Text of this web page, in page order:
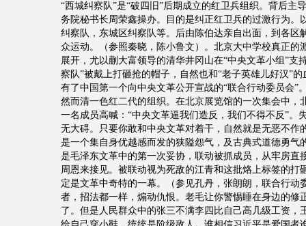
“西城纠察队”是“破四旧”后期成立的红卫兵组织。背后主
务院秘书长周荣鑫操办。目的是纠正红卫兵的过激行为。
纠察队，东城区纠察队等。后由陈伯达亲自出面，到各区
众运动。（参照秦晓，陈小鲁文）。北京大中学校真正的
展开，尤以蒯大富领导的清华井冈山在“中央文革小组”支
察队”被戴上打砸抢的帽子，自然也和“老子英雄儿好汉”
有了中国第一个向中央文革公开宣战的“联合行动委员会”
然而清一色红二代的组织。在北京展览馆的一次集会中，
一名成员高喊：“中央文革逼我们造反，我们不得不反”。
无大碍。只要你敢和中央文革对着干，自然就是无恶不作
是一个集自身优越感而发的狭隘怨气，及古典式道德勇气
是毛泽东文革中的第一次妥协，联动被抓成员，从牢房直
周恩来接见。被联动视为死敌的江青和这批烙上标签的打
定是文革中奇特的一幕。（参见孔丹，张朗朗，联合行动
者，招法都一样，煽动仇恨。老毛让你警惕睡在身边的修
了。但是人民群众中的张三不满李四比自己高几级工资，